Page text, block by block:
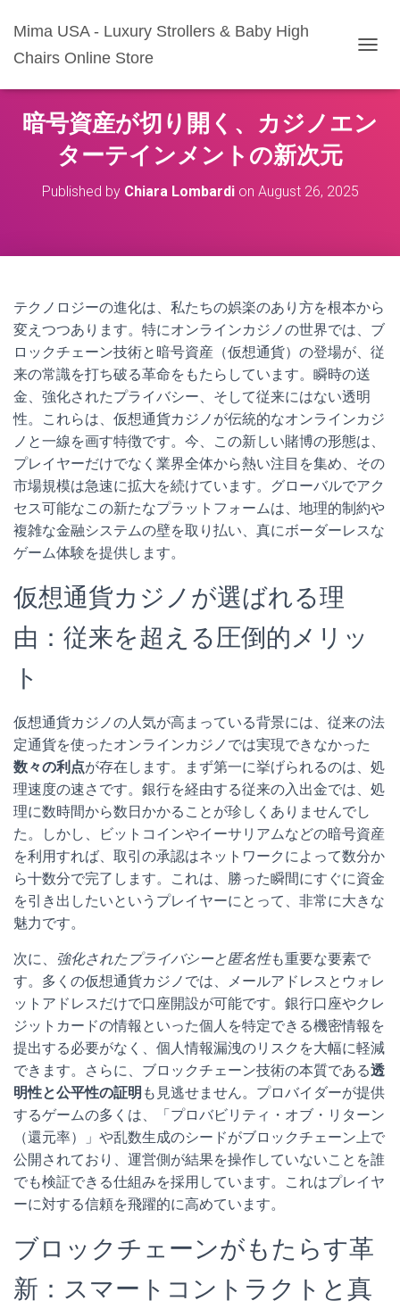
Mima USA - Luxury Strollers & Baby High
Chairs Online Store
G
L
N
暗号資産が切り開く、カジノエン
ターテインメントの新次元
Published by Chiara Lombardion August 26, 2025
テクノロジーの進化は、私たちの娯楽のあり方を根本から
変えつつあります。特にオンラインカジノの世界では、ブ
ロックチェーン技術と暗号資産（仮想通貨）の登場が、従
来の常識を打ち破る革命をもたらしています。瞬時の送
金、強化されたプライバシー、そして従来にはない透明
性。これらは、仮想通貨カジノが伝統的なオンラインカジ
ノと一線を画す特徴です。今、この新しい賭博の形態は、
プレイヤーだけでなく業界全体から熱い注目を集め、その
市場規模は急速に拡大を続けています。グローバルでアク
セス可能なこの新たなプラットフォームは、地理的制約や
複雑な金融システムの壁を取り払い、真にボーダーレスな
ゲーム体験を提供します。
仮想通貨カジノが選ばれる理
由：従来を超える圧倒的メリッ
ト
仮想通貨カジノの人気が高まっている背景には、従来の法
定通貨を使ったオンラインカジノでは実現できなかった
数々の利点が存在します。まず第一に挙げられるのは、処
理速度の速さです。銀行を経由する従来の入出金では、処
理に数時間から数日かかることが珍しくありませんでし
た。しかし、ビットコインやイーサリアムなどの暗号資産
を利用すれば、取引の承認はネットワークによって数分か
ら十数分で完了します。これは、勝った瞬間にすぐに資金
を引き出したいというプレイヤーにとって、非常に大きな
魅力です。
次に、 強化されたプライバシーと匿名性も重要な要素で
す。多くの仮想通貨カジノでは、メールアドレスとウォレ
ットアドレスだけで口座開設が可能です。銀行口座やクレ
ジットカードの情報といった個人を特定できる機密情報を
提出する必要がなく、個人情報漏洩のリスクを大幅に軽減
できます。さらに、ブロックチェーン技術の本質である透
明性と公平性の証明 も見逃せません。プロバイダーが提供
するゲームの多くは、「プロバビリティ・オブ・リターン
（還元率）」や乱数生成のシードがブロックチェーン上で
公開されており、運営側が結果を操作していないことを誰
でも検証できる仕組みを採用しています。これはプレイヤ
ーに対する信頼を飛躍的に高めています。
ブロックチェーンがもたらす革
新：スマートコントラクトと真